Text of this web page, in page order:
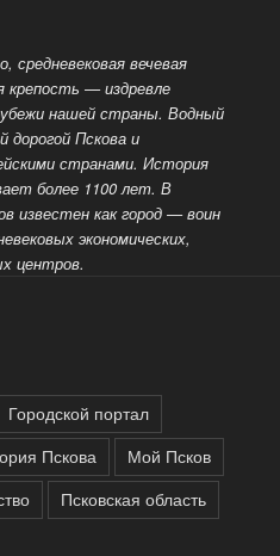
средневековая вечевая
крепость — издревле
нашей страны. Водный
дорогой Пскова и
странами. История
более 1100 лет. В
известен как город — воин
экономических,
центров.
Городской портал
Пскова
Мой Псков
Псковская область